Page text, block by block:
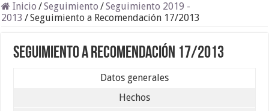
Inicio /Seguimiento /Seguimiento 2019 -
2013 /Seguimiento a Recomendación 17/2013
Seguimiento a Recomendación 17/2013
Datos generales
Hechos